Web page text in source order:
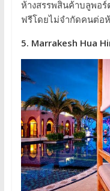
ห้างสรรพสินค้าบลูพอร์
ฟรีโดยไม่จำกัดคนต่อ
5. Marrakesh Hua